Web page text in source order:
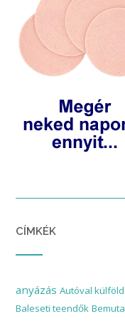
CÍMKÉK
anyázás Autóval
Baleseti teendők